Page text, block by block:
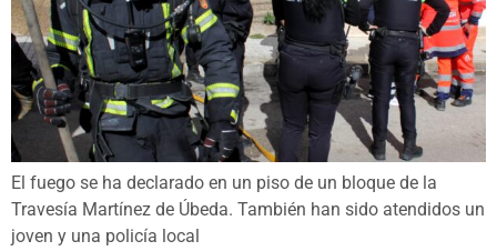
El fuego se ha declarado en un piso de un bloque de la
Travesía Martínez de Úbeda. También han sido atendidos un
joven y una policía local